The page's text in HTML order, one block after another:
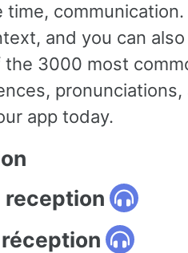
time,
and you can
the 3000 most
app today.
reception